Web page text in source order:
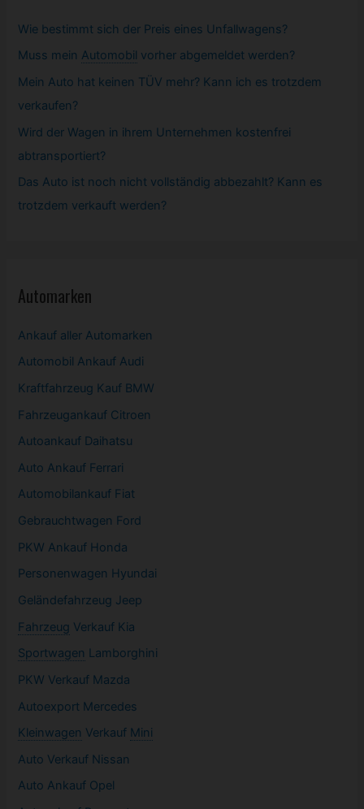
Wie bestimmt sich der Preis eines Unfallwagens?
Muss mein Automobil vorher abgemeldet werden?
Mein Auto hat keinen TÜV mehr? Kann ich es trotzdem
verkaufen?
Wird der Wagen in ihrem Unternehmen kostenfrei
abtransportiert?
Das Auto ist noch nicht vollständig abbezahlt? Kann es
trotzdem verkauft werden?
Automarken
Ankauf aller Automarken
Automobil Ankauf Audi
Kraftfahrzeug Kauf BMW
Fahrzeugankauf Citroen
Autoankauf Daihatsu
Auto Ankauf Ferrari
Automobilankauf Fiat
Gebrauchtwagen Ford
PKW Ankauf Honda
Personenwagen Hyundai
Geländefahrzeug Jeep
Fahrzeug Verkauf Kia
Sportwagen Lamborghini
PKW Verkauf Mazda
Autoexport Mercedes
Kleinwagen Verkauf Mini
Auto Verkauf Nissan
Auto Ankauf Opel